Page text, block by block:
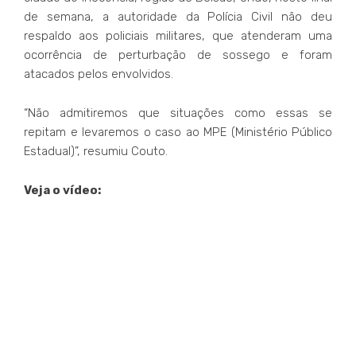
de semana, a autoridade da Polícia Civil não deu
respaldo aos policiais militares, que atenderam uma
ocorrência de perturbação de sossego e foram
atacados pelos envolvidos.
“Não admitiremos que situações como essas se
repitam e levaremos o caso ao MPE (Ministério Público
Estadual)”, resumiu Couto.
Veja o vídeo: